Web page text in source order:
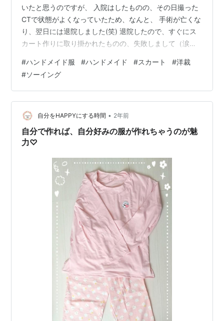
いたと思うのですが、 入院はしたものの、その日撮った
CTで状態がよくなっていたため、なんと、 手術が亡くな
り、翌日には退院しました(笑) 退院したので、すぐにス
カート作りに取り掛かれたものの、失敗しまして（涙）
くりからスタートしたのですが、 作ってる途中に、なん
か小さくない？と思ったら、ヒップの所で引っかかっ
て、入りませんでした。 ホントはウエストゴムで作りた
かったんですけど、う～ん、仕方ないと思い、ファスナ
ーに変更しました。 このファスナーを縫うっていうの
が、結構苦手なんですけども。 ２２…
#ハンドメイド服 #ハンドメイド #スカート #洋裁
#ソーイング
自分をHAPPYにする時間 • 2年前
自分で作れば、自分好みの服が作れちゃうのが魅
力♡